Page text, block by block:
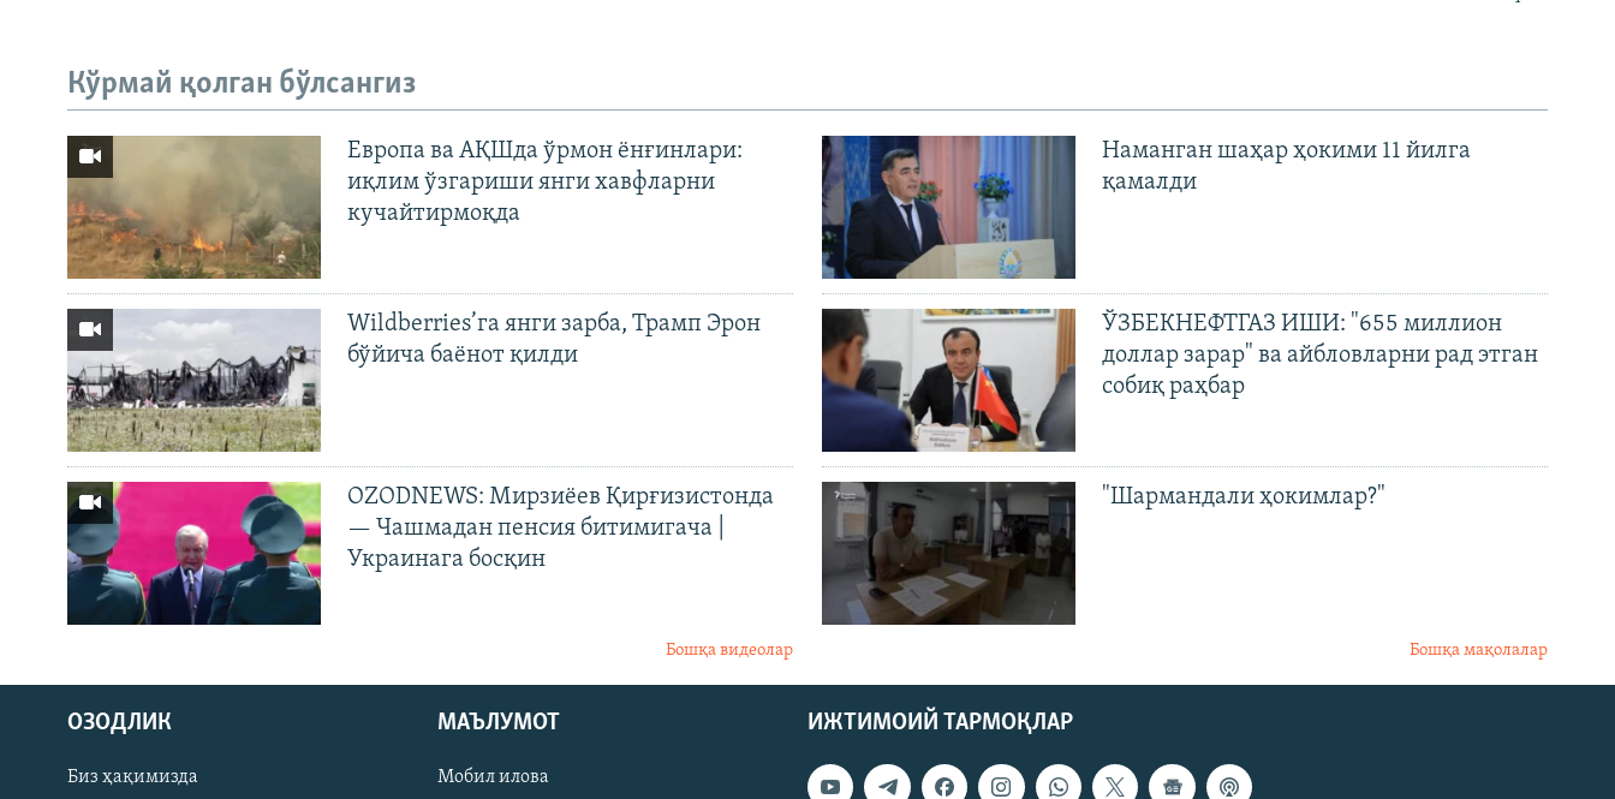
Кўрмай қолган бўлсангиз
Европа ва АҚШда ўрмон ёнғинлари:
иқлим ўзгариши янги хавфларни
кучайтирмоқда
Wildberries’га янги зарба, Трамп Эрон
бўйича баёнот қилди
OZODNEWS: Мирзиёев Қирғизистонда
— Чашмадан пенсия битимигача |
Украинага босқин
Бошқа видеолар
Наманган шаҳар ҳокими 11 йилга
қамалди
ЎЗБЕКНЕФТГАЗ ИШИ: "655 миллион
доллар зарар" ва айбловларни рад этган
собиқ раҳбар
"Шармандали ҳокимлар?"
Бошқа мақолалар
ИЖТИМОИЙ ТАРМОҚЛАР
ОЗОДЛИК
Биз ҳақимизда
МАЪЛУМОТ
Мобил илова